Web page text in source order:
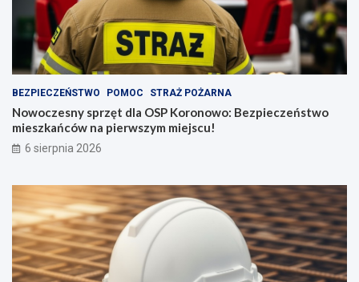
BEZPIECZEŃSTWO POMOC STRAŻ POŻARNA
Nowoczesny sprzęt dla OSP Koronowo: Bezpieczeństwo
mieszkańców na pierwszym miejscu!
6 sierpnia 2026